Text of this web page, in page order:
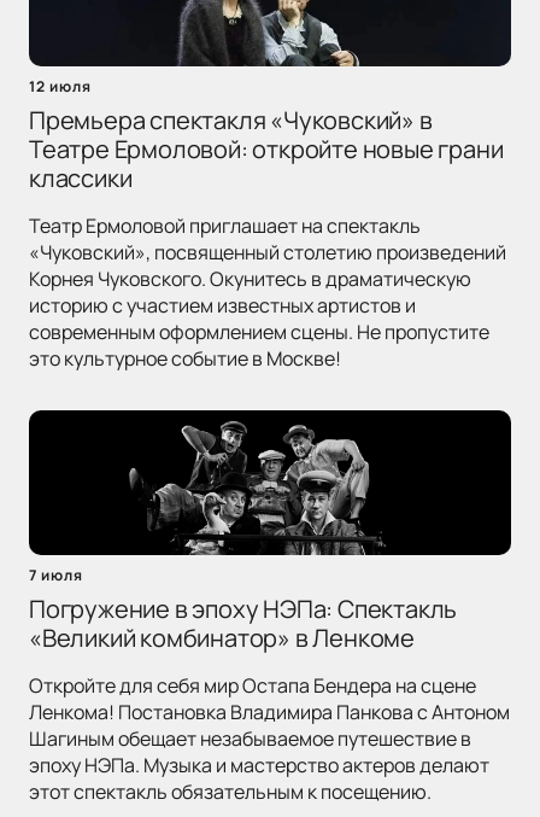
12 июля
Премьера спектакля «Чуковский» в
Театре Ермоловой: откройте новые грани
классики
Театр Ермоловой приглашает на спектакль
«Чуковский», посвященный столетию произведений
Корнея Чуковского. Окунитесь в драматическую
историю с участием известных артистов и
современным оформлением сцены. Не пропустите
это культурное событие в Москве!
7 июля
Погружение в эпоху НЭПа: Спектакль
«Великий комбинатор» в Ленкоме
Откройте для себя мир Остапа Бендера на сцене
Ленкома! Постановка Владимира Панкова с Антоном
Шагиным обещает незабываемое путешествие в
эпоху НЭПа. Музыка и мастерство актеров делают
этот спектакль обязательным к посещению.